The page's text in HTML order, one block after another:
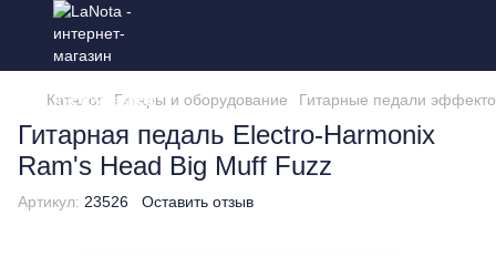
Каталог Гитары и оборудование Гитарные педали
Гитарная педаль Electro-Harmonix
Ram's Head Big Muff Fuzz
Артикул: 23526 Оставить отзыв